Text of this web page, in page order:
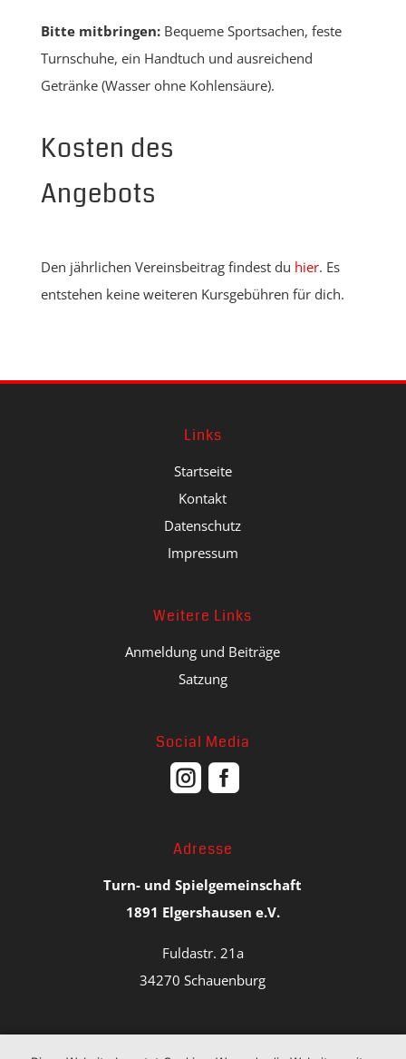
Bitte mitbringen:Bequeme Sportsachen, feste
Turnschuhe, ein Handtuch und ausreichend
Getränke (Wasser ohne Kohlensäure).
Kosten des
Angebots
Den jährlichen Vereinsbeitrag findest du hier. Es
entstehen keine weiteren Kursgebühren für dich.
Links
Startseite
Kontakt
Datenschutz
Impressum
Weitere Links
Anmeldung und Beiträge
Satzung
Social Media
 
Adresse
Turn- und Spielgemeinschaft
1891 Elgershausen e.V.
Fuldastr. 21a
34270 Schauenburg